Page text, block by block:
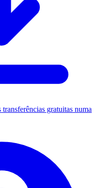
transferências gratuitas numa